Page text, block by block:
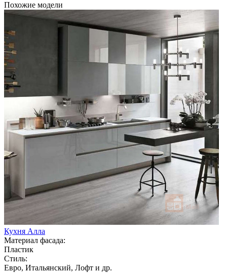
Похожие модели
Кухня Алла
Материал фасада:
Пластик
Стиль:
Евро, Итальянский, Лофт и др.